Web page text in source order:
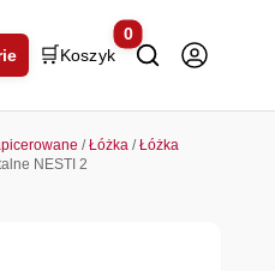
🛒 Koszyk
0
/Łóżka/Łóżka
NESTI 2